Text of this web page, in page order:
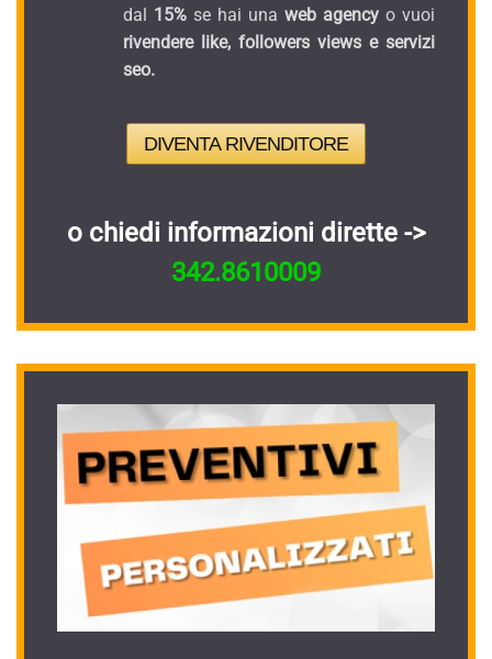
dal 15% se hai una web agency o vuoi
rivendere like, followers views e servizi
seo.
DIVENTA RIVENDITORE
o chiedi informazioni dirette ->
342.8610009